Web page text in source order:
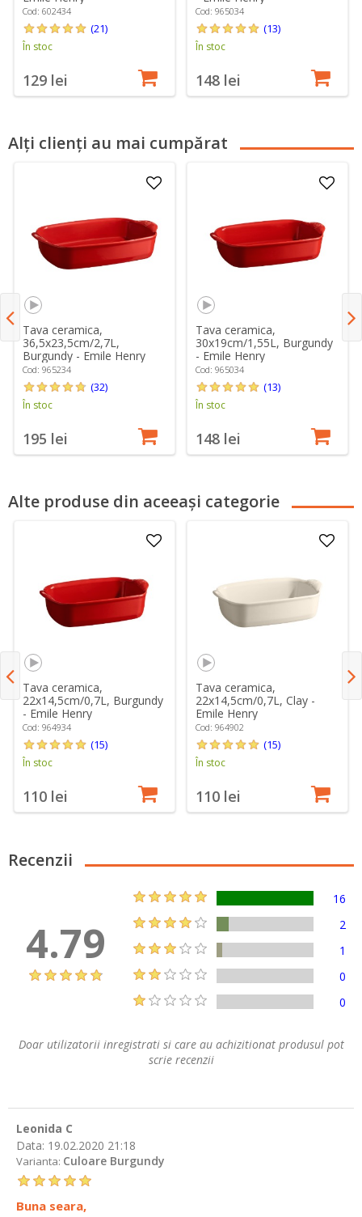
Cod: 602434
(21)
În stoc
129 lei
Cod: 965034
(13)
În stoc
148 lei
Alți clienți au mai cumpărat
Tava ceramica,
36,5x23,5cm/2,7L,
Burgundy - Emile Henry
Cod: 965234
(32)
În stoc
195 lei
Tava ceramica,
30x19cm/1,55L, Burgundy
- Emile Henry
Cod: 965034
(13)
În stoc
148 lei
Alte produse din aceeași categorie
Tava ceramica,
22x14,5cm/0,7L, Burgundy
- Emile Henry
Cod: 964934
(15)
În stoc
110 lei
Tava ceramica,
22x14,5cm/0,7L, Clay -
Emile Henry
Cod: 964902
(15)
În stoc
110 lei
Recenzii
4.79
16
2
1
0
0
Doar utilizatorii inregistrati si care au achizitionat produsul pot
scrie recenzii
Leonida C
Data: 19.02.2020 21:18
Varianta: Culoare Burgundy
Buna seara,